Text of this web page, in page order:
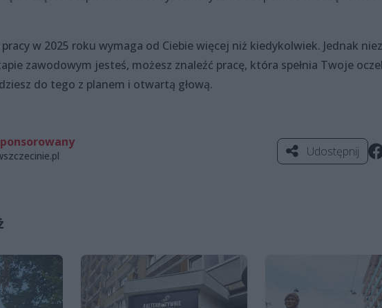
w 2025 roku wymaga od Ciebie więcej niż kiedykolwiek. Jednak
zawodowym jesteś, możesz znaleźć pracę, która spełnia Twoje
do tego z planem i otwartą głową.
Udostępnij